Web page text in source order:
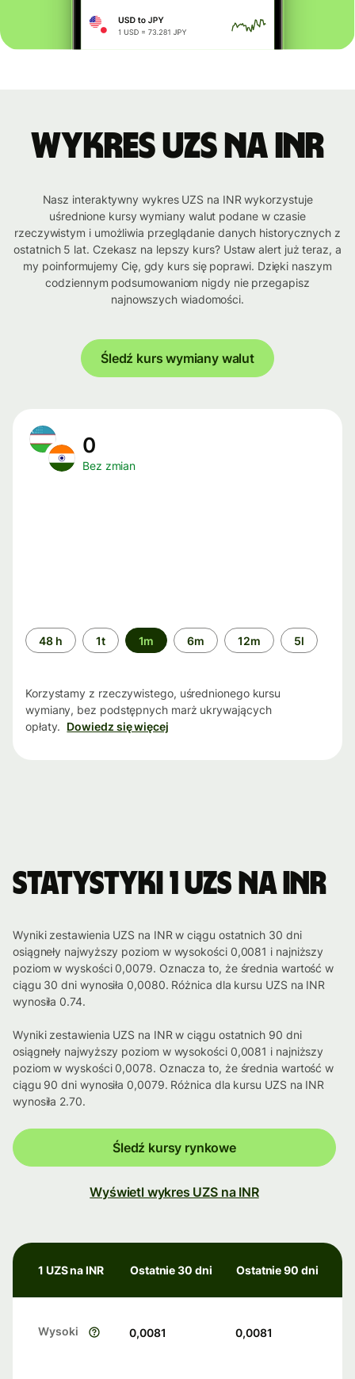
Wykres UZS na INR
Nasz interaktywny wykres UZS na INR wykorzystuje
uśrednione kursy wymiany walut podane w czasie
rzeczywistym i umożliwia przeglądanie danych historycznych z
ostatnich 5 lat. Czekasz na lepszy kurs? Ustaw alert już teraz, a
my poinformujemy Cię, gdy kurs się poprawi. Dzięki naszym
codziennym podsumowaniom nigdy nie przegapisz
najnowszych wiadomości.
Śledź kurs wymiany walut
0
Bez zmian
Przedział
czasu
48 h 1t 1m 6m 12m 5l
Korzystamy z rzeczywistego, uśrednionego kursu
wymiany, bez podstępnych marż ukrywających
opłaty. Dowiedz się więcej
Statystyki 1 UZS na INR
Wyniki zestawienia UZS na INR w ciągu ostatnich 30 dni
osiągneły najwyższy poziom w wysokości 0,0081 i najniższy
poziom w wyskości 0,0079. Oznacza to, że średnia wartość w
ciągu 30 dni wynosiła 0,0080. Różnica dla kursu UZS na INR
wynosiła 0.74.
Wyniki zestawienia UZS na INR w ciągu ostatnich 90 dni
osiągneły najwyższy poziom w wysokości 0,0081 i najniższy
poziom w wyskości 0,0078. Oznacza to, że średnia wartość w
ciągu 90 dni wynosiła 0,0079. Różnica dla kursu UZS na INR
wynosiła 2.70.
Śledź kursy rynkowe
Wyświetl wykres UZS na INR
1 UZS na INR Ostatnie 30 dni Ostatnie 90 dni
Wysoki 0,0081 0,0081